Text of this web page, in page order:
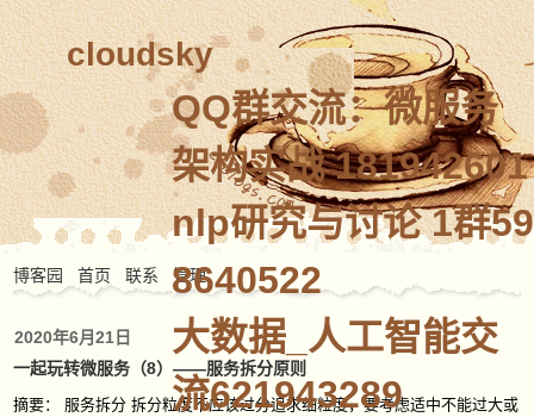
cloudsky
QQ群交流：微服务
架构实战 181942601
nlp研究与讨论 1群59
8640522
大数据_人工智能交
流621943289
博客园 首页 联系 管理
2020年6月21日
一起玩转微服务（8）——服务拆分原则
摘要： 服务拆分 拆分粒度不应该过分追求细粒度，要考虑适中不能过大或